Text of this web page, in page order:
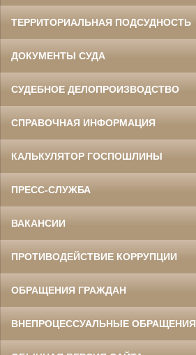
ТЕРРИТОРИАЛЬНАЯ ПОДСУДНОСТЬ
ДОКУМЕНТЫ СУДА
СУДЕБНОЕ ДЕЛОПРОИЗВОДСТВО
СПРАВОЧНАЯ ИНФОРМАЦИЯ
КАЛЬКУЛЯТОР ГОСПОШЛИНЫ
ПРЕСС-СЛУЖБА
ВАКАНСИИ
ПРОТИВОДЕЙСТВИЕ КОРРУПЦИИ
ОБРАЩЕНИЯ ГРАЖДАН
ВНЕПРОЦЕССУАЛЬНЫЕ ОБРАЩЕНИЯ